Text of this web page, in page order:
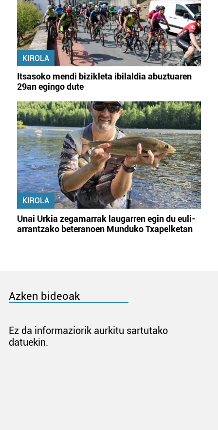
KIROLA
Itsasoko mendi bizikleta ibilaldia abuztuaren
29an egingo dute
KIROLA
Unai Urkia zegamarrak laugarren egin du euli-
arrantzako beteranoen Munduko Txapelketan
Azken bideoak
Ez da informaziorik aurkitu sartutako
datuekin.